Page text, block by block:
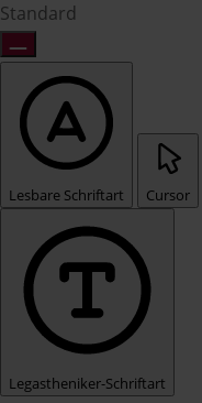
Standard
Lesbare Schriftart Cursor
Legastheniker-Schriftart